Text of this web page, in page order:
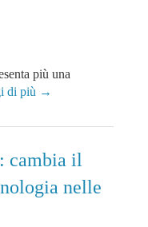
più una
di più →
cambia il
nelle